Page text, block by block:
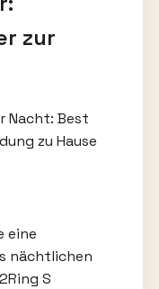
zur
Nacht: Best
zu Hause
eine
nächtlichen
S